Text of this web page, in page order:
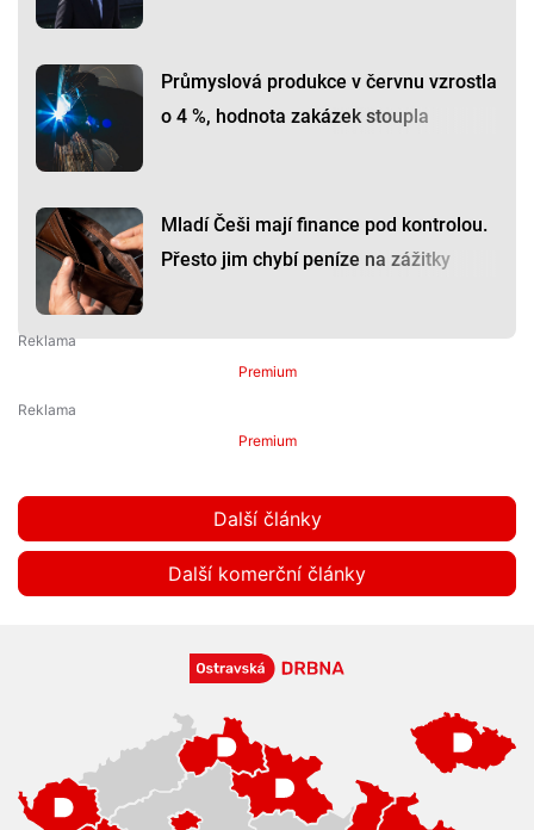
Průmyslová produkce v červnu vzrostla
o 4 %, hodnota zakázek stoupla
Mladí Češi mají finance pod kontrolou.
Přesto jim chybí peníze na zážitky
Premium
Premium
Další články
Další komerční články